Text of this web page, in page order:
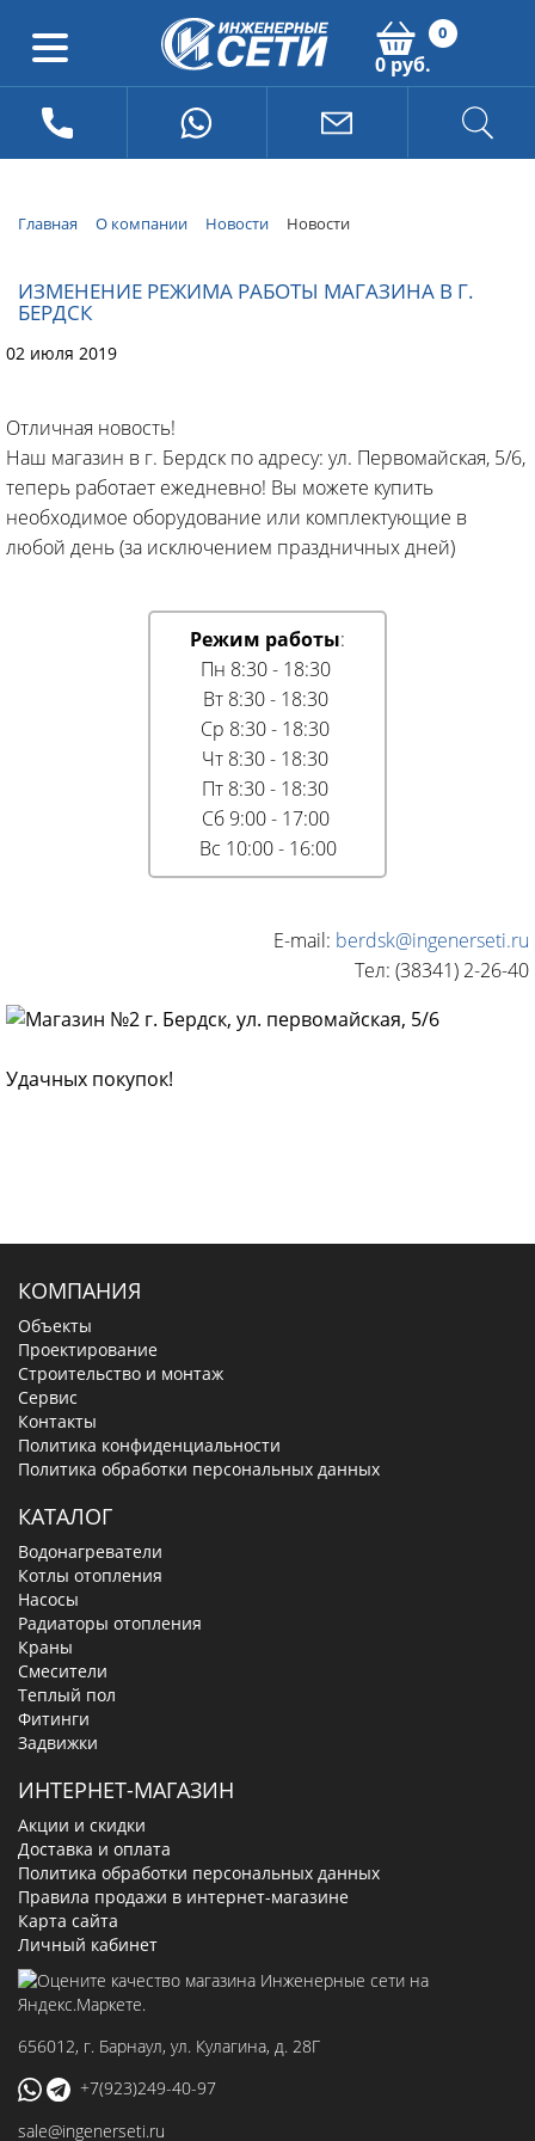
0
0 руб.
Главная О компании Новости Новости
ИЗМЕНЕНИЕ РЕЖИМА РАБОТЫ МАГАЗИНА В Г.
БЕРДСК
02 июля 2019
Отличная новость!
Наш магазин в г. Бердск по адресу: ул. Первомайская, 5/6,
теперь работает ежедневно! Вы можете купить
необходимое оборудование или комплектующие в
любой день (за исключением праздничных дней)
Режим работы:
Пн 8:30 - 18:30
Вт 8:30 - 18:30
Ср 8:30 - 18:30
Чт 8:30 - 18:30
Пт 8:30 - 18:30
Сб 9:00 - 17:00
Вс 10:00 - 16:00
E-mail: berdsk@ingenerseti.ru
Тел: (38341) 2-26-40
Удачных покупок!
КОМПАНИЯ
Объекты
Проектирование
Строительство и монтаж
Сервис
Контакты
Политика конфиденциальности
Политика обработки персональных данных
КАТАЛОГ
Водонагреватели
Котлы отопления
Насосы
Радиаторы отопления
Краны
Смесители
Теплый пол
Фитинги
Задвижки
ИНТЕРНЕТ-МАГАЗИН
Акции и скидки
Доставка и оплата
Политика обработки персональных данных
Правила продажи в интернет-магазине
Карта сайта
Личный кабинет
656012, г. Барнаул, ул. Кулагина, д. 28Г
+7(923)249-40-97
sale@ingenerseti.ru